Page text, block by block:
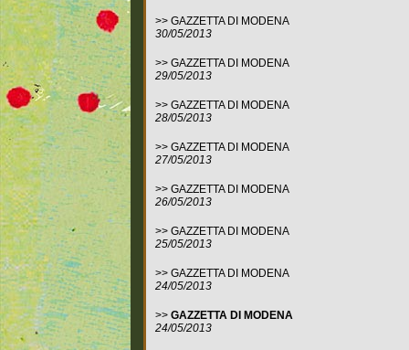
>> GAZZETTA DI MODENA
30/05/2013
>> GAZZETTA DI MODENA
29/05/2013
>> GAZZETTA DI MODENA
28/05/2013
>> GAZZETTA DI MODENA
27/05/2013
>> GAZZETTA DI MODENA
26/05/2013
>> GAZZETTA DI MODENA
25/05/2013
>> GAZZETTA DI MODENA
24/05/2013
>> GAZZETTA DI MODENA
24/05/2013